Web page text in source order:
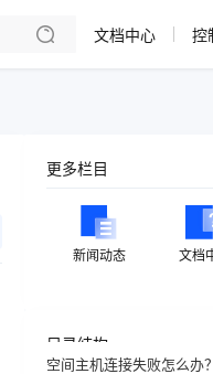
文档中心 控
更多栏目
新闻动态 文档
目录结构
空间主机连接失败怎么办